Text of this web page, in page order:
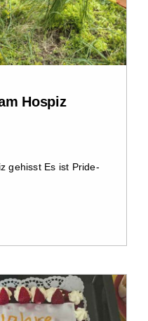
Hospiz
gehisst Es ist Pride-